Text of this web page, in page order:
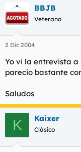
BBJB
Veterano
2 Dic 2004
Yo vi la entrevista a
parecio bastante
Saludos
K Kaixer
Clásico